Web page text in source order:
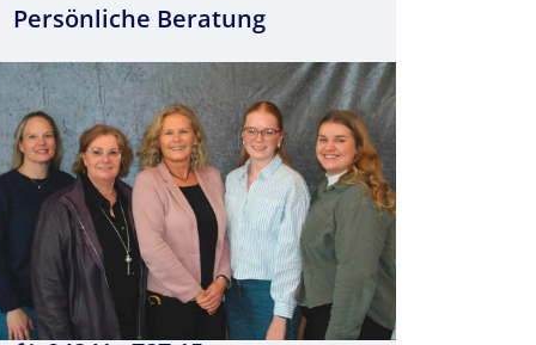
Persönliche Beratung